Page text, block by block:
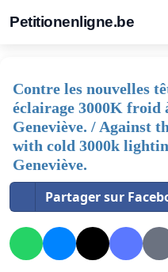
Petitionenligne.be
Contre les nouvelles
éclairage 3000K
Geneviève. / Against
with cold 3000k
Geneviève.
Partager sur